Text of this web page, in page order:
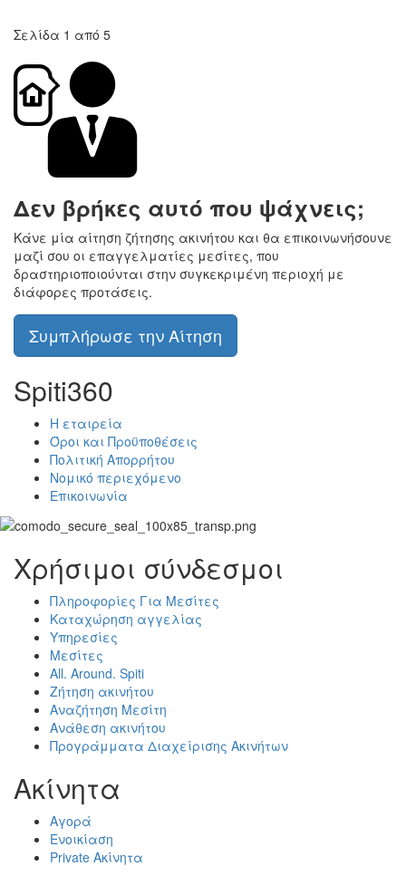
Σελίδα 1 από 5
Δεν βρήκες αυτό που ψάχνεις;
Κάνε μία αίτηση ζήτησης ακινήτου και θα επικοινωνήσουνε
μαζί σου οι επαγγελματίες μεσίτες, που
δραστηριοποιούνται στην συγκεκριμένη περιοχή με
διάφορες προτάσεις.
Συμπλήρωσε την Αίτηση
Spiti360
Η εταιρεία
Όροι και Προϋποθέσεις
Πολιτική Απορρήτου
Νομικό περιεχόμενο
Επικοινωνία
Χρήσιμοι σύνδεσμοι
Πληροφορίες Για Μεσίτες
Καταχώρηση αγγελίας
Υπηρεσίες
Μεσίτες
All. Around. Spiti
Ζήτηση ακινήτου
Αναζήτηση Μεσίτη
Ανάθεση ακινήτου
Προγράμματα Διαχείρισης Ακινήτων
Ακίνητα
Αγορά
Ενοικίαση
Private Ακίνητα